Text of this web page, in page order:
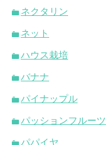
ネクタリン
ネット
ハウス栽培
バナナ
パイナップル
パッションフルーツ
パパイヤ